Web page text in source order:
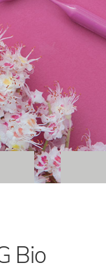
Bio